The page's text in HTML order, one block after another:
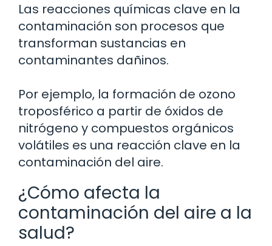
Las reacciones químicas clave en la
contaminación son procesos que
transforman sustancias en
contaminantes dañinos.
Por ejemplo, la formación de ozono
troposférico a partir de óxidos de
nitrógeno y compuestos orgánicos
volátiles es una reacción clave en la
contaminación del aire.
¿Cómo afecta la
contaminación del aire a la
salud?